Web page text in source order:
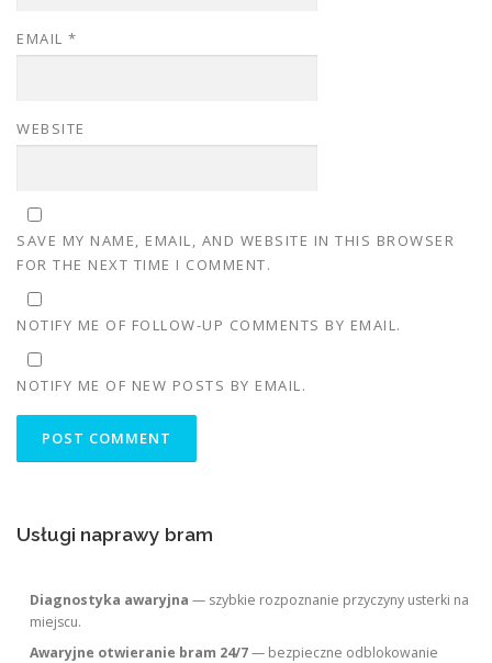
EMAIL *
WEBSITE
SAVE MY NAME, EMAIL, AND WEBSITE IN THIS BROWSER
FOR THE NEXT TIME I COMMENT.
NOTIFY ME OF FOLLOW-UP COMMENTS BY EMAIL.
NOTIFY ME OF NEW POSTS BY EMAIL.
Usługi naprawy bram
Diagnostyka awaryjna — szybkie rozpoznanie przyczyny usterki na
miejscu.
Awaryjne otwieranie bram 24/7— bezpieczne odblokowanie